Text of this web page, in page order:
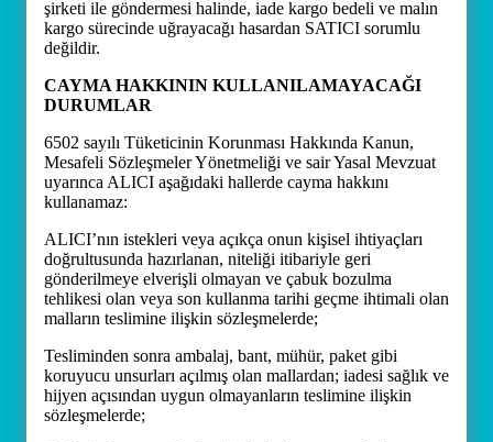
şirketi ile göndermesi halinde, iade kargo bedeli ve malın
kargo sürecinde uğrayacağı hasardan SATICI sorumlu
değildir.
CAYMA HAKKININ KULLANILAMAYACAĞI
DURUMLAR
6502 sayılı Tüketicinin Korunması Hakkında Kanun,
Mesafeli Sözleşmeler Yönetmeliği ve sair Yasal Mevzuat
uyarınca ALICI aşağıdaki hallerde cayma hakkını
kullanamaz:
ALICI’nın istekleri veya açıkça onun kişisel ihtiyaçları
doğrultusunda hazırlanan, niteliği itibariyle geri
gönderilmeye elverişli olmayan ve çabuk bozulma
tehlikesi olan veya son kullanma tarihi geçme ihtimali olan
malların teslimine ilişkin sözleşmelerde;
Tesliminden sonra ambalaj, bant, mühür, paket gibi
koruyucu unsurları açılmış olan mallardan; iadesi sağlık ve
hijyen açısından uygun olmayanların teslimine ilişkin
sözleşmelerde;